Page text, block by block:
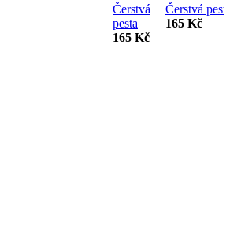
170 g
Čerstvá
pesta
165 Kč
170 g
Čerstvá
165 Kč